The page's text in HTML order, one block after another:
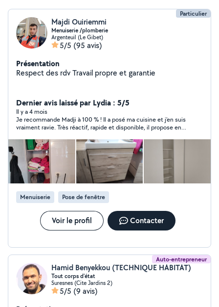
Particulier
Majdi Ouiriemmi
Menuiserie /plomberie
Argenteuil (Le Gibet)
5/5 (95 avis)
Présentation
Respect des rdv Travail propre et garantie
Dernier avis laissé par Lydia : 5/5
Il y a 4 mois
Je recommande Madji à 100 % ! Il a posé ma cuisine et j’en suis
vraiment ravie. Très réactif, rapide et disponible, il propose en
vraie attention aux détails et au rendu final. En plus d’être très
professionnel, il est aussi super sympathique, ce qui rend
l’expérience encore plus agréable. Vous pouvez lui faire
confiance les yeux fermés 👍
Menuiserie Pose de fenêtre
Voir le profil Contacter
Auto-entrepreneur
Hamid Benyekkou (TECHNIQUE HABITAT)
Tout corps d'état
Suresnes (Cite Jardins 2)
5/5 (9 avis)